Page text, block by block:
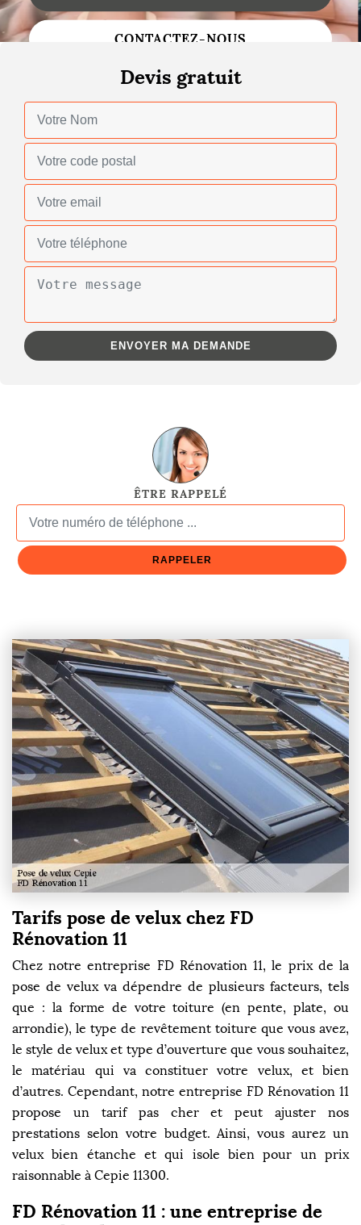
Changement de toiture
Gouttières
Réparation de toiture
CONTACTEZ-NOUS
Devis gratuit
ÊTRE RAPPELÉ
Tarifs pose de velux chez FD
Rénovation 11
Chez notre entreprise FD Rénovation 11, le prix de la
pose de velux va dépendre de plusieurs facteurs, tels
que : la forme de votre toiture (en pente, plate, ou
arrondie), le type de revêtement toiture que vous avez,
le style de velux et type d’ouverture que vous souhaitez,
le matériau qui va constituer votre velux, et bien
d’autres. Cependant, notre entreprise FD Rénovation 11
propose un tarif pas cher et peut ajuster nos
prestations selon votre budget. Ainsi, vous aurez un
velux bien étanche et qui isole bien pour un prix
raisonnable à Cepie 11300.
FD Rénovation 11 : une entreprise de